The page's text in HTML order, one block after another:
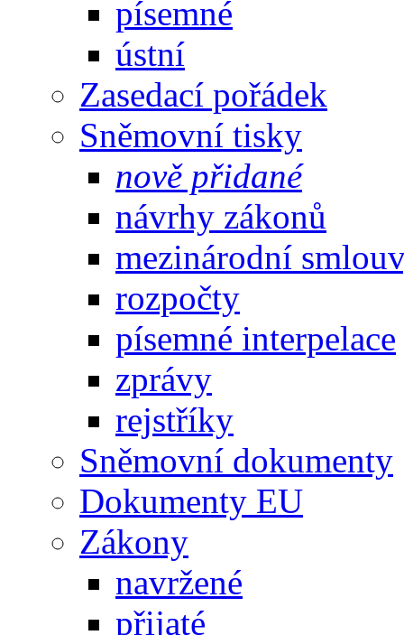
písemné
ústní
Zasedací pořádek
Sněmovní tisky
nově přidané
návrhy zákonů
mezinárodní
rozpočty
písemné interpelace
zprávy
rejstříky
Sněmovní dokumenty
Dokumenty EU
Zákony
navržené
přijaté